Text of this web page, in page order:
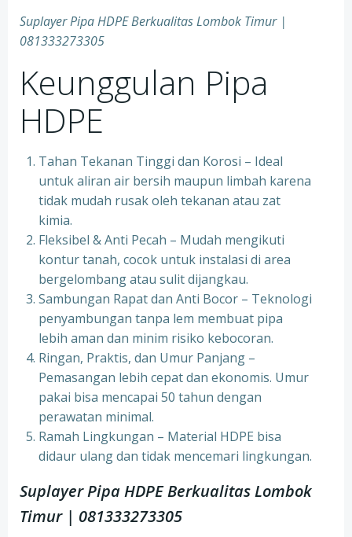
Suplayer Pipa HDPE Berkualitas Lombok Timur |
081333273305
Keunggulan Pipa
HDPE
Tahan Tekanan Tinggi dan Korosi – Ideal
untuk aliran air bersih maupun limbah karena
tidak mudah rusak oleh tekanan atau zat
kimia.
Fleksibel & Anti Pecah – Mudah mengikuti
kontur tanah, cocok untuk instalasi di area
bergelombang atau sulit dijangkau.
Sambungan Rapat dan Anti Bocor – Teknologi
penyambungan tanpa lem membuat pipa
lebih aman dan minim risiko kebocoran.
Ringan, Praktis, dan Umur Panjang –
Pemasangan lebih cepat dan ekonomis. Umur
pakai bisa mencapai 50 tahun dengan
perawatan minimal.
Ramah Lingkungan – Material HDPE bisa
didaur ulang dan tidak mencemari lingkungan.
Suplayer Pipa HDPE Berkualitas Lombok
Timur | 081333273305